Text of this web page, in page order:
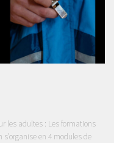
les adultes : Les formations
en 4 modules de